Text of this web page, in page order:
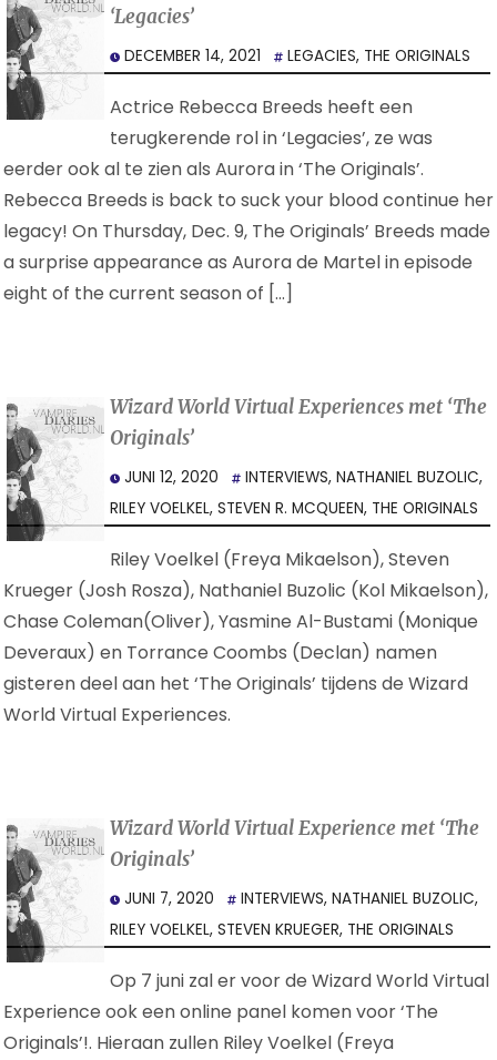
‘Legacies’
DECEMBER 14, 2021 LEGACIES, THE ORIGINALS
Actrice Rebecca Breeds heeft een
terugkerende rol in ‘Legacies’, ze was
eerder ook al te zien als Aurora in ‘The Originals’.
Rebecca Breeds is back to suck your blood continue her
legacy! On Thursday, Dec. 9, The Originals’ Breeds made
a surprise appearance as Aurora de Martel in episode
eight of the current season of […]
Wizard World Virtual Experiences met ‘The
Originals’
JUNI 12, 2020 INTERVIEWS,NATHANIEL BUZOLIC,
RILEY VOELKEL,STEVEN R. MCQUEEN, THE ORIGINALS
Riley Voelkel (Freya Mikaelson), Steven
Krueger (Josh Rosza), Nathaniel Buzolic (Kol Mikaelson),
Chase Coleman(Oliver), Yasmine Al-Bustami (Monique
Deveraux) en Torrance Coombs (Declan) namen
gisteren deel aan het ‘The Originals’ tijdens de Wizard
World Virtual Experiences.
Wizard World Virtual Experience met ‘The
Originals’
JUNI 7, 2020 INTERVIEWS,NATHANIEL BUZOLIC,
RILEY VOELKEL,STEVEN KRUEGER, THE ORIGINALS
Op 7 juni zal er voor de Wizard World Virtual
Experience ook een online panel komen voor ‘The
Originals’!. Hieraan zullen Riley Voelkel (Freya